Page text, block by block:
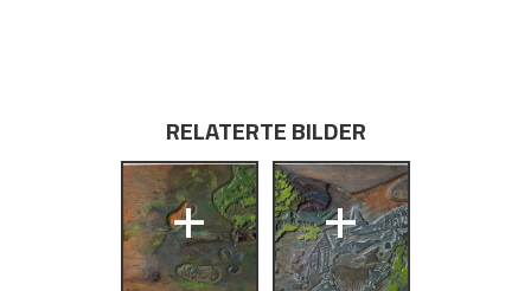
PROVENIENS
UTSTILLINGSHISTORIE
BIBLIOGRAFI
RELATERTE BILDER
+ +